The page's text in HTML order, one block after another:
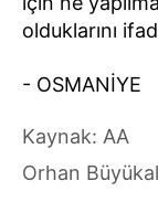
olduklarını
- OSMANİYE
Kaynak: AA
Orhan